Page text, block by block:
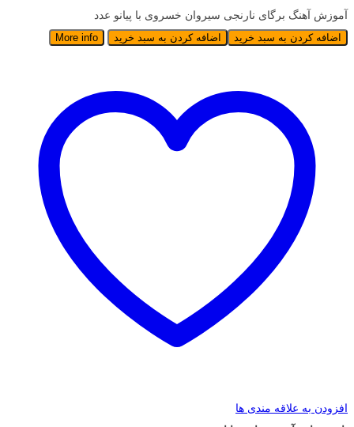
آموزش آهنگ برگای نارنجی سیروان خسروی با پیانو عدد
اضافه کردن به سبد خرید اضافه کردن به سبد خرید More info
افزودن به علاقه مندی ها